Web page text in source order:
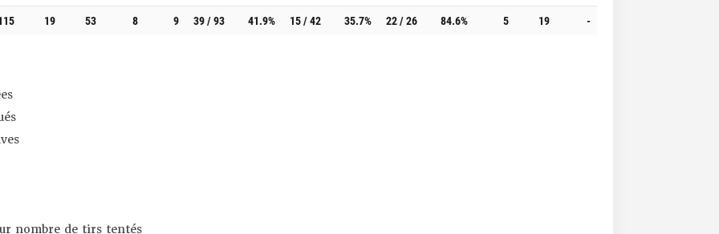
19 53 8 9 39 / 93 41.9% 15 / 42 35.7% 22 / 26 84.6% 5 19 -
nombre de tirs tentés